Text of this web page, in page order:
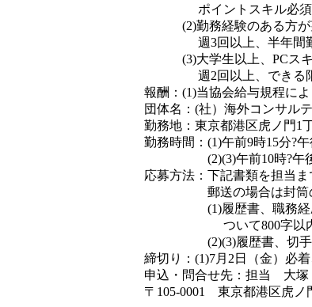
ポイントスキル必須。年
(2)勤務経験のある方が望
週3回以上、半年間勤
(3)大学生以上、PCスキ
週2回以上、できる限
報酬：(1)当協会給与規程に
団体名：(社）海外コンサル
勤務地：東京都港区虎ノ門1
勤務時間：(1)午前9時15分?午
(2)(3)午前10時?午後5
応募方法：下記書類を担当ま
郵送の場合は封筒の表
(1)履歴書、職務経歴書
ついて800字以内で纏
(2)(3)履歴書、切手を
締切り：(1)7月2日（金）必
申込・問合せ先：担当 大
〒105-0001 東京都港区虎